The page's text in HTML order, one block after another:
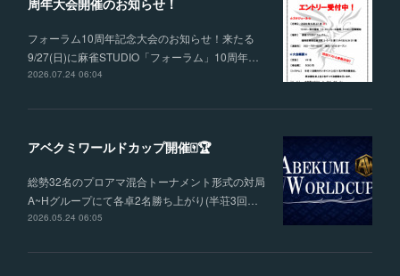
フォーラム10周年記念大会のお知らせ！来たる
9/27(日)に麻雀STUDIO「フォーラム」10周年…
2026.07.24 06:04
アベクミワールドカップ開催🀄🏆
総勢32名のプロアマ混合トーナメント形式の対局
A~Hグループにて各卓2名勝ち上がり(半荘3回…
2026.05.24 06:05